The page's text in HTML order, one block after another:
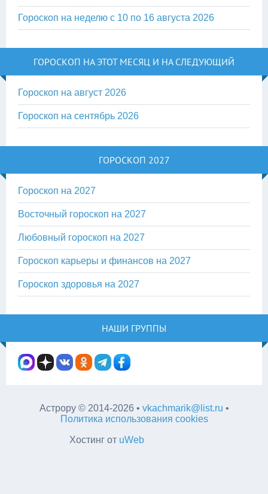
Гороскоп на неделю с 10 по 16 августа 2026
ГОРОСКОП НА ЭТОТ МЕСЯЦ И НА СЛЕДУЮЩИЙ
Гороскоп на август 2026
Гороскоп на сентябрь 2026
ГОРОСКОП 2027
Гороскоп на 2027
Восточный гороскоп на 2027
Любовный гороскоп на 2027
Гороскоп карьеры и финансов на 2027
Гороскоп здоровья на 2027
НАШИ ГРУППЫ
Астрору ©2014-2026 • vkachmarik@list.ru •
Политика использования cookies
Хостинг от uWeb